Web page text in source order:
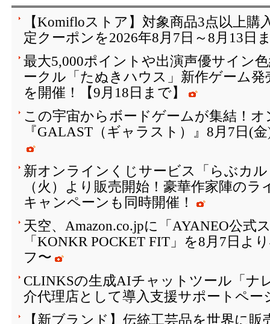
【Komifloストア】対象商品3点以上購
定クーポンを2026年8月7日～8月13日
最大5,000ポイントや出演声優サイン
ークル「たぬきハウス」新作ゲーム
を開催！【9月18日まで】
この宇宙からボードゲームが集結！
『GALAST（ギャラスト）』8月7日(
新オンラインくじサービス「らぶカ
（火）より販売開始！豪華作家陣の
キャンペーンも同時開催！
天空、Amazon.co.jpに「AYANEO公式
「KONKR POCKET FIT」を8月7日よ
フ〜
CLINKSの生成AIチャットツール「ナ
介代理店として導入支援サポートペー
【新ブランド】伝統工芸品を世界に販